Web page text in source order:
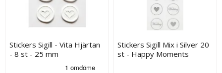
Stickers Sigill - Vita Hjärtan
- 8 st - 25 mm
Stickers Sigill Mix i Silver 20
st - Happy Moments